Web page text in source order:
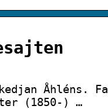
Åhléns.
(1850-) …